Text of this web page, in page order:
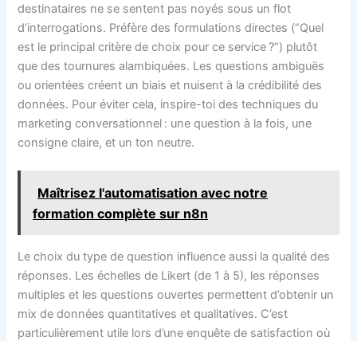
destinataires ne se sentent pas noyés sous un flot
d’interrogations. Préfère des formulations directes (“Quel
est le principal critère de choix pour ce service ?”) plutôt
que des tournures alambiquées. Les questions ambiguës
ou orientées créent un biais et nuisent à la crédibilité des
données. Pour éviter cela, inspire-toi des techniques du
marketing conversationnel : une question à la fois, une
consigne claire, et un ton neutre.
Maîtrisez l'automatisation avec notre
formation complète sur n8n
Le choix du type de question influence aussi la qualité des
réponses. Les échelles de Likert (de 1 à 5), les réponses
multiples et les questions ouvertes permettent d’obtenir un
mix de données quantitatives et qualitatives. C’est
particulièrement utile lors d’une enquête de satisfaction où